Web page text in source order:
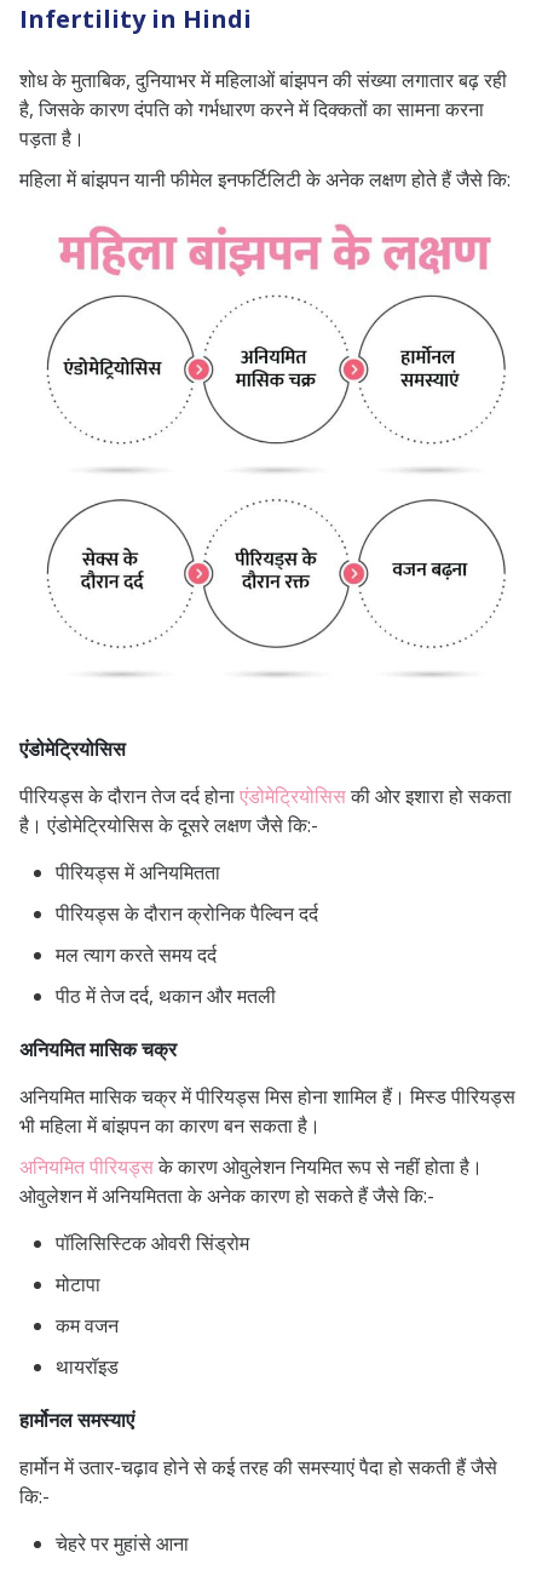
Infertility in Hindi
शोध के मुताबिक, दुनियाभर में महिलाओं बांझपन की संख्या लगातार बढ़ रही
है, जिसके कारण दंपति को गर्भधारण करने में दिक्कतों का सामना करना
पड़ता है।
महिला में बांझपन यानी फीमेल इनफर्टिलिटी के अनेक लक्षण होते हैं जैसे कि:
एंडोमेट्रियोसिस
पीरियड्स के दौरान तेज दर्द होनाएंडोमेट्रियोसिसकी ओर इशारा हो सकता
है। एंडोमेट्रियोसिस के दूसरे लक्षण जैसे कि:-
पीरियड्स में अनियमितता
पीरियड्स के दौरान क्रोनिक पैल्विन दर्द
मल त्याग करते समय दर्द
पीठ में तेज दर्द, थकान और मतली
अनियमित मासिक चक्र
अनियमित मासिक चक्र में पीरियड्स मिस होना शामिल हैं। मिस्ड पीरियड्स
भी महिला में बांझपन का कारण बन सकता है।
अनियमित पीरियड्सके कारण ओवुलेशन नियमित रूप से नहीं होता है।
ओवुलेशन में अनियमितता के अनेक कारण हो सकते हैं जैसे कि:-
पॉलिसिस्टिक ओवरी सिंड्रोम
मोटापा
कम वजन
थायरॉइड
हार्मोनल समस्याएं
हार्मोन में उतार-चढ़ाव होने से कई तरह की समस्याएं पैदा हो सकती हैं जैसे
कि:-
चेहरे पर मुहांसे आना